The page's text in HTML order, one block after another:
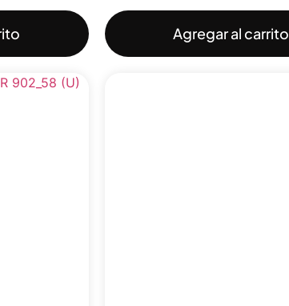
Agregar al carrito